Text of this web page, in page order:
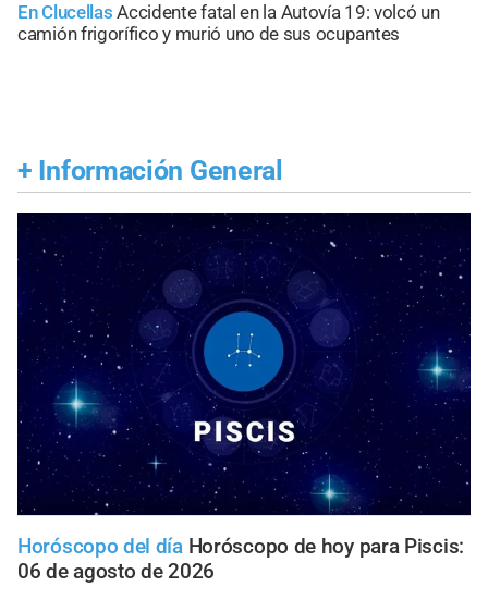
En Clucellas Accidente fatal en la Autovía 19: volcó un
camión frigorífico y murió uno de sus ocupantes
+ Información General
Horóscopo del día Horóscopo de hoy para Piscis:
06 de agosto de 2026